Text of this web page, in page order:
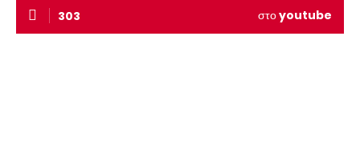
303 στοyoutube